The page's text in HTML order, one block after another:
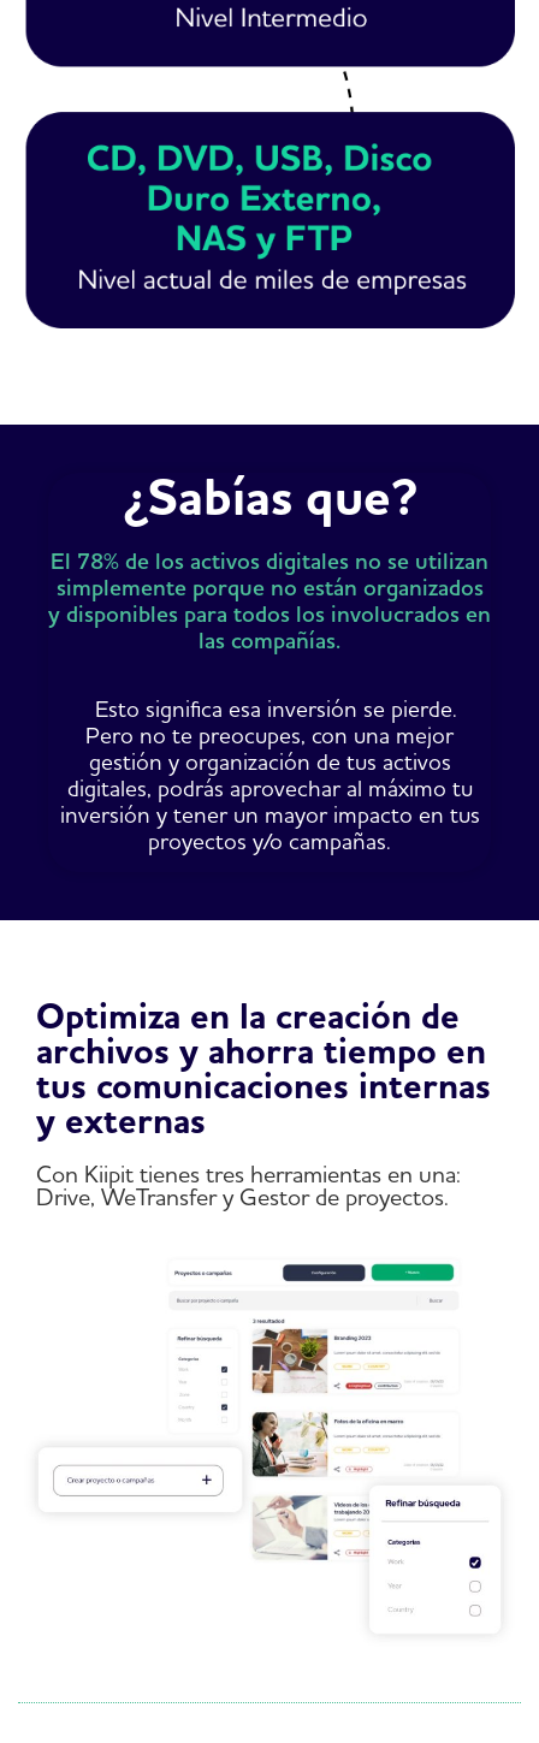
¿Sabías que?
El 78% de los activos digitales no se utilizan
simplemente porque no están organizados
y disponibles para todos los involucrados en
las compañías.
Esto significa esa inversión se pierde.
Pero no te preocupes, con una mejor
gestión y organización de tus activos
digitales, podrás aprovechar al máximo tu
inversión y tener un mayor impacto en tus
proyectos y/o campañas.
Optimiza en la creación de
archivos y ahorra tiempo en
tus comunicaciones internas
y externas
Con Kiipit tienes tres herramientas en una:
Drive, WeTransfer y Gestor de proyectos.